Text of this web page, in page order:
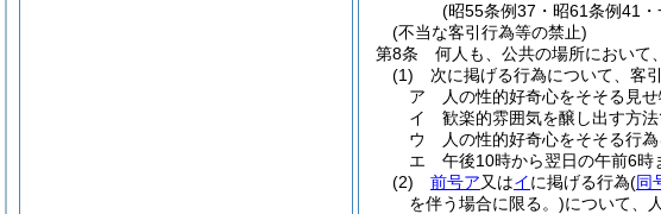
(昭55条例37・昭61条例41
(不当な客引行為等の禁止)
第8条
何人も、公共の場所において
(1)
次に掲げる行為について、客
ア
人の性的好奇心をそそる見
イ
歓楽的雰囲気を醸し出す方
ウ
人の性的好奇心をそそる行
エ
午後10時から翌日の午前6
(2)
前号ア又はイに掲げる行為(同
を伴う場合に限る。)について、